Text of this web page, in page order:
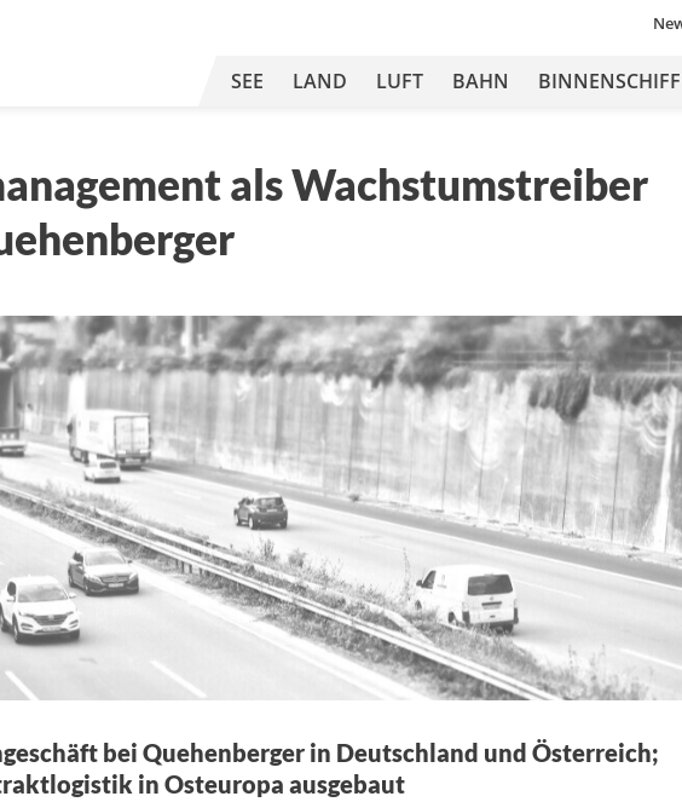
SEE LAND LUFT BAHN BINNENSCHIFF
als Wachstumstreiber
bei Quehenberger in Deutschland und Österreich;
in Osteuropa ausgebaut